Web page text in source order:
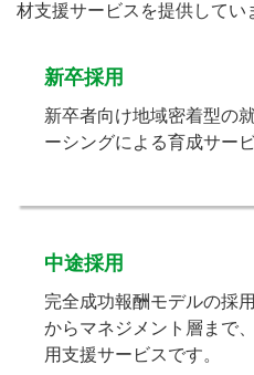
材支援サービスを提供してい
新卒採用
新卒者向け地域密着型の
ーシングによる育成サー
中途採用
完全成功報酬モデルの採
からマネジメント層まで
用支援サービスです。